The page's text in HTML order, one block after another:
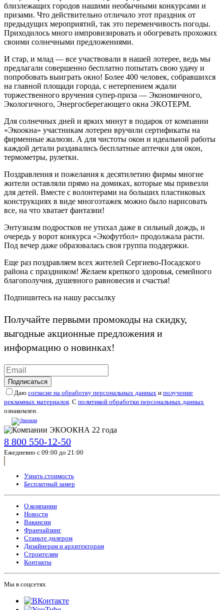
близлежащих городов нашими необычными конкурсами и
призами. Что действительно отличало этот праздник от
предыдущих мероприятий, так это переменчивость погоды.
Приходилось много импровизировать и обогревать прохожих
своими солнечными предложениями.
И стар, и млад — все участвовали в нашей лотерее, ведь мы
предлагали совершенно бесплатно попытать свою удачу и
попробовать выиграть окно! Более 400 человек, собравшихся
на главной площади города, с нетерпением ждали
торжественного вручения супер-приза — Экономичного,
Экологичного, Энергосберегающего окна ЭКОТЕРМ.
Для солнечных дней и ярких минут в подарок от компании
«Экоокна» участникам лотереи вручили сертификаты на
фирменные жалюзи. А для чистоты окон и идеальной работы
каждой детали раздавались бесплатные аптечки для окон,
термометры, рулетки.
Поздравления и пожелания к десятилетию фирмы многие
жители оставляли прямо на домиках, которые мы привезли
для детей. Вместе с волонтерами на больших пластиковых
конструкциях в виде многоэтажек можно было нарисовать
все, на что хватает фантазии!
Энтузиазм подростков не утихал даже в сильный дождь, и
очередь у ворот конкурса «Экофутбол» продолжала расти.
Под вечер даже образовалась своя группа поддержки.
Еще раз поздравляем всех жителей Сергиево-Посадского
района с праздником! Желаем крепкого здоровья, семейного
благополучия, душевного равновесия и счастья!
Подпишитесь на нашу рассылку
Получайте первыми промокоды на скидку,
выгодные акционные предложения и
информацию о новинках!
Подписаться
Даю согласие на обработку персональных данных и получение
рекламных материалов. С политикой обработки персональных данных
ознакомлен.
8 800 550-12-50
Ежедневно с 09:00 до 21:00
Узнать стоимость
Бесплатный замер
О компании
Новости
Вакансии
Франчайзинг
Станьте дилером
Дизайнерам и архитекторам
Строителям
Контакты
Мы в соцсетях